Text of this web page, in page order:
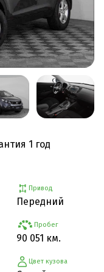
1 год
Привод
Передний
Пробег
90 051 км.
Цвет кузова